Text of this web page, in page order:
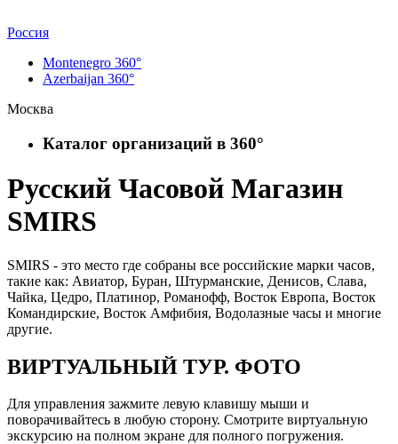
Россия
Montenegro 360°
Azerbaijan 360°
Москва
Каталог организаций в 360°
Русский Часовой Магазин
SMIRS
SMIRS - это место где собраны все российские марки часов,
такие как: Авиатор, Буран, Штурманские, Денисов, Слава,
Чайка, Цедро, Платинор, Романофф, Восток Европа, Восток
Командирские, Восток Амфибия, Водолазные часы и многие
другие.
ВИРТУАЛЬНЫЙ ТУР. ФОТО
Для управления зажмите левую клавишу мыши и
поворачивайтесь в любую сторону. Смотрите виртуальную
экскурсию на полном экране для полного погружения.